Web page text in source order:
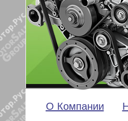
О Компании